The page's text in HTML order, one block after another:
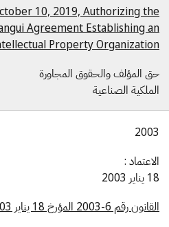
October 10, 2019, Authorizing
Agreement Establishing
Intellectual Property
المؤلف والحقوق المجاورة
الصناعية
:
6-2003 المؤرخ 18 يناير 2003 بشأن ميثاق الاستثمار